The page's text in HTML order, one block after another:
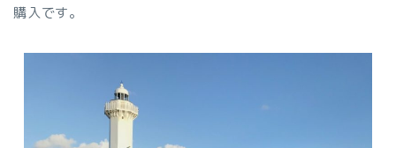
購入です。